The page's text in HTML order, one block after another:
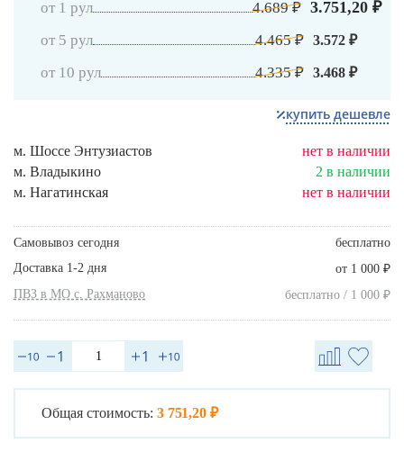
от 1 рул 4.689 ₽ 3.751,20 ₽
от 5 рул 4.465 ₽ 3.572 ₽
от 10 рул 4.335 ₽ 3.468 ₽
купить дешевле
м. Шоссе Энтузиастов
нет в наличии
м. Владыкино
2 в наличии
м. Нагатинская
нет в наличии
Самовывоз сегодня
бесплатно
Доставка 1-2 дня
от 1 000 ₽
ПВЗ в МО с. Рахманово бесплатно / 1 000 ₽
Общая стоимость: 3 751,20 ₽